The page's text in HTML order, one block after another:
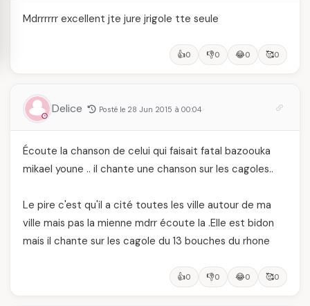
Mdrrrrrr excellent jte jure jrigole tte seule
👍0 👎0 😂0 🥰0
Delice Posté le 28 Jun 2015 à 00:04
Écoute la chanson de celui qui faisait fatal bazoouka
mikael youne .. il chante une chanson sur les cagoles..
Le pire c'est qu'il a cité toutes les ville autour de ma
ville mais pas la mienne mdrr écoute la .Elle est bidon
mais il chante sur les cagole du 13 bouches du rhone
👍0 👎0 😂0 🥰0